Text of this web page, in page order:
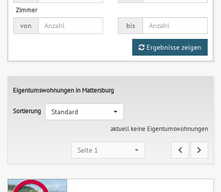
Zimmer
von
bis
Ergebnisse zeigen
Eigentumswohnungen in Mattersburg
Sortierung
Standard
aktuell keine Eigentumswohnungen
Seite 1